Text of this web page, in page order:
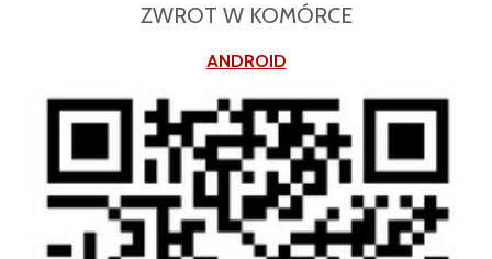
ZWROT W KOMÓRCE
ANDROID